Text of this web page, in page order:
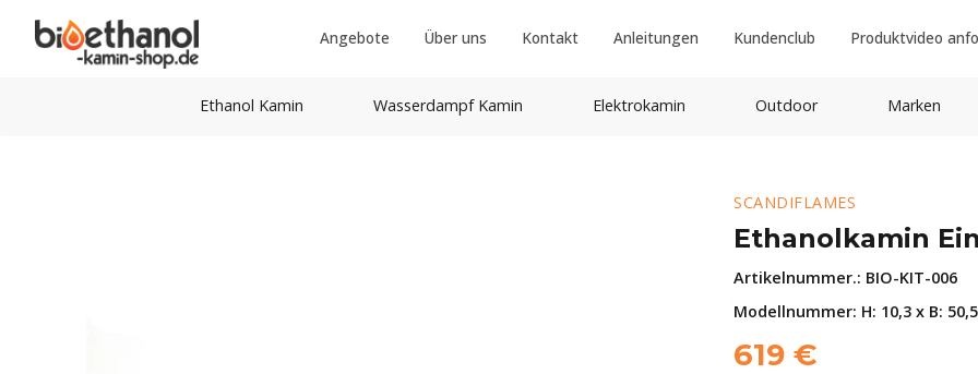
Angebote Über uns Kontakt Anleitungen Kundenclub Produktvideo
Ethanol Kamin Wasserdampf Kamin Elektrokamin Outdoor Marken
SCANDIFLAMES
Ethanolkamin
Artikelnummer.: BIO-KIT-006
Modellnummer: H: 10,3 x B:
619 €